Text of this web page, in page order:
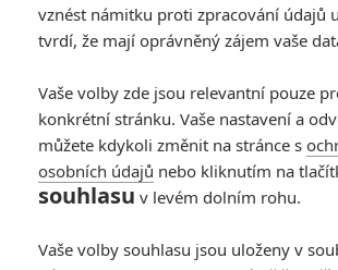
Heslo:
Zůstat přihlášen
vznést námitku proti zpracování údajů
tvrdí, že mají oprávněný zájem vaše
Vaše volby zde jsou relevantní pouze
konkrétní stránku. Vaše nastavení a
můžete kdykoli změnit na stránce s
osobních údajů nebo kliknutím na
souhlasu v levém dolním rohu.
Vaše volby souhlasu jsou uloženy v